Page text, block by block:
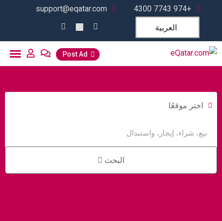
+974 7743 4300
support@eqatar.com
العربية
Post Ad
اختر موقعًا
البحث